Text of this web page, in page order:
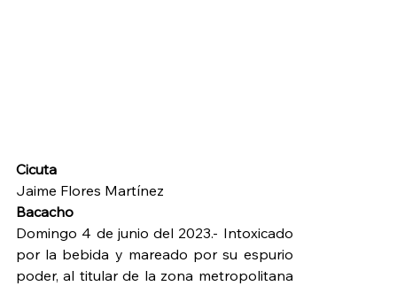
Cicuta
Jaime Flores Martínez
Bacacho
Domingo 4 de junio del 2023.- Intoxicado
por la bebida y mareado por su espurio
poder, al titular de la zona metropolitana